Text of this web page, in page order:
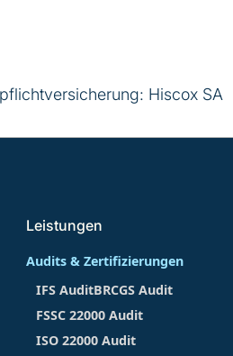
Hiscox SA
Leistungen
Audits & Zertifizierungen
IFS AuditBRCGS Audit
FSSC 22000 Audit
ISO 22000 Audit